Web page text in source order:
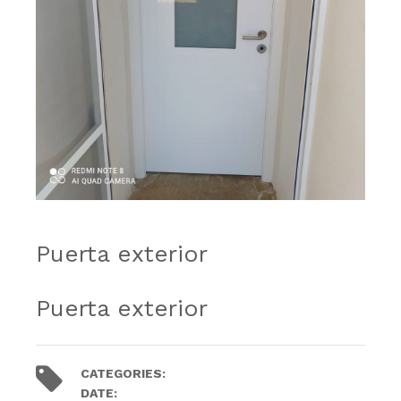
Puerta exterior
Puerta exterior
CATEGORIES:
DATE: